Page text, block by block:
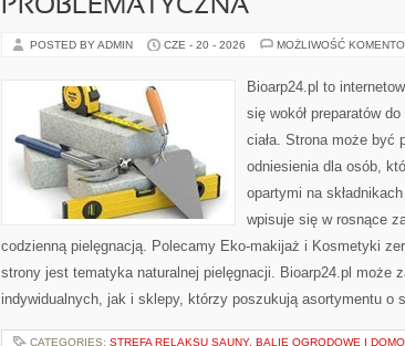
PROBLEMATYCZNA
POSTED BY ADMIN CZE - 20 - 2026 MOŻLIWOŚĆ
Bioarp24.pl to
się wokół preparatów
ciała. Strona może być
odniesienia dla osób,
opartymi na
wpisuje się w rosnące
codzienną pielęgnacją. Polecamy Eko-makijaż i Kosmetyki
strony jest tematyka naturalnej pielęgnacji. Bioarp24.pl może
indywidualnych, jak i sklepy, którzy poszukują asortymentu o
CATEGORIES: STREFA RELAKSU SAUNY, BALIĘ OGRODOWE I